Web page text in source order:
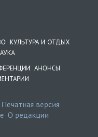
КУЛЬТУРА И ОТДЫХ
АНОНСЫ
Печатная версия
О редакции